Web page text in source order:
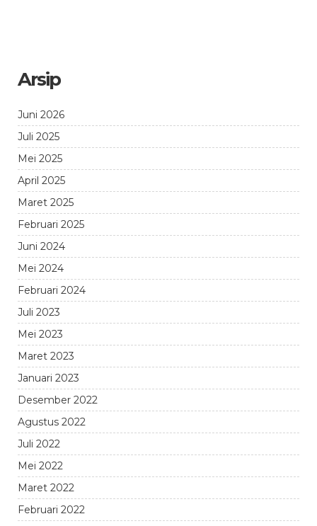
Arsip
Juni 2026
Juli 2025
Mei 2025
April 2025
Maret 2025
Februari 2025
Juni 2024
Mei 2024
Februari 2024
Juli 2023
Mei 2023
Maret 2023
Januari 2023
Desember 2022
Agustus 2022
Juli 2022
Mei 2022
Maret 2022
Februari 2022